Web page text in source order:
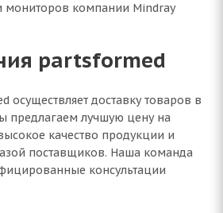
мониторов компании Mindray
partsformed
доставку товаров в
предлагаем лучшую цену на
качество продукции и
поставщиков. Наша команда
консультации